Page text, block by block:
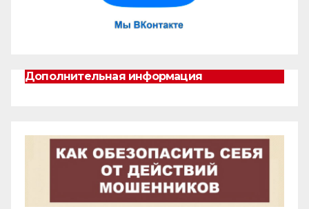
Дополнительная информация